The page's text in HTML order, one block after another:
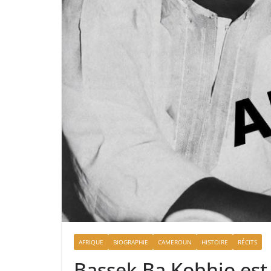
AFRIQUE BIOGRAPHIE CAMEROUN HISTOIRE RÉCITS